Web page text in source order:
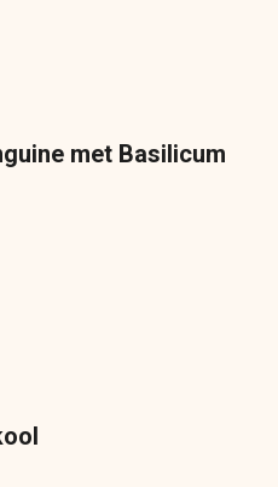
met Basilicum